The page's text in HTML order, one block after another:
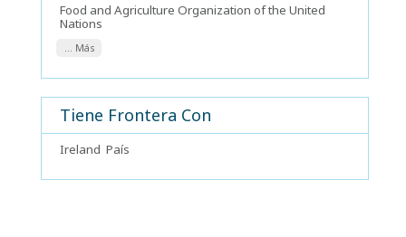
Food and Agriculture Organization of the United
Nations
... Más
Tiene Frontera Con
Ireland País